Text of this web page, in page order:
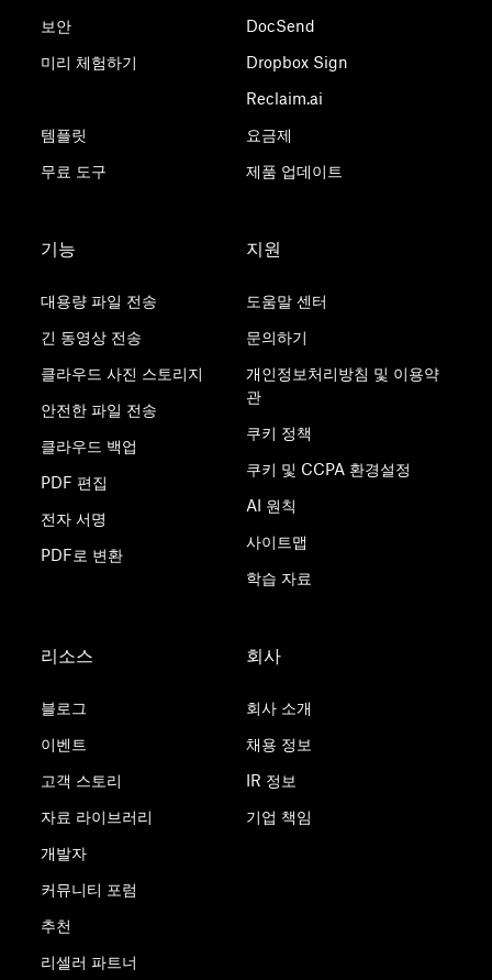
보안
미리 체험하기
템플릿
무료 도구
DocSend
Dropbox Sign
Reclaim.ai
요금제
제품 업데이트
기능
대용량 파일 전송
긴 동영상 전송
클라우드 사진 스토리지
안전한 파일 전송
클라우드 백업
PDF 편집
전자 서명
PDF로 변환
지원
도움말 센터
문의하기
개인정보처리방침 및 이용약
관
쿠키 정책
쿠키 및 CCPA 환경설정
AI 원칙
사이트맵
학습 자료
리소스
블로그
이벤트
고객 스토리
자료 라이브러리
개발자
커뮤니티 포럼
추천
리셀러 파트너
회사
회사 소개
채용 정보
IR 정보
기업 책임